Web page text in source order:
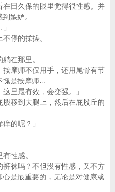
田久保的眼里觉得很性感。并
嫉妒。
停的揉搓。
在那里。
摩师不仅用手，还用尾骨有节
愧是按摩师…
里最有效，会变强。」
移到大腿上，然后在屁股丘的
的呢？」
性感。
袜吗？不但没有性感，又不方
是最重要的，无论是对健康或